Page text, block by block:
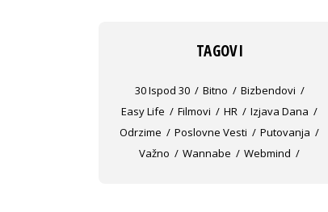
TAGOVI
30 Ispod 30 Bitno
Bizbendovi
Easy Life
Filmovi HR
Izjava Dana
Odrzime
Poslovne Vesti
Putovanja
Važno
Wannabe Webmind